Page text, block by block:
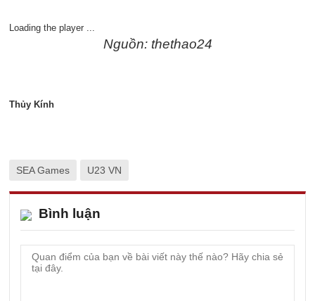
Loading the player ...
Nguồn: thethao24
Thủy Kính
SEA Games U23 VN
Bình luận